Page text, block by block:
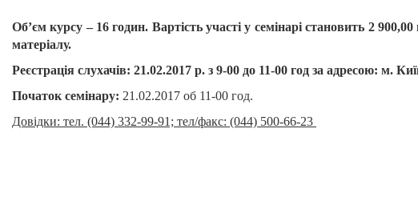
Об’єм курсу – 16 годин. Вартість участі у семінарі становить 2 900,00
матеріалу.
Реєстрація слухачів: 21.02.2017 р. з 9-00 до 11-00 год за адресою: м.
Початок семінару: 21.02.2017 об 11-00 год.
Довідки: тел. (044) 332-99-91; тел/факс: (044) 500-66-23